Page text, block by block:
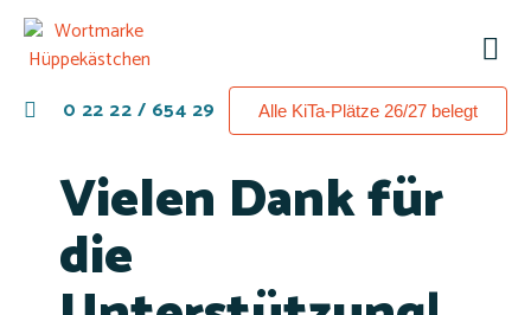
0 22 22 / 654 29 Alle KiTa-Plätze 26/27 belegt
Vielen Dank für
die